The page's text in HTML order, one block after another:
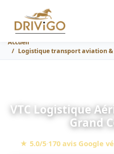
Accueil
Logistique transport aviation
VTC Logistique
Grand
★ 5.0/5·170 avis Google